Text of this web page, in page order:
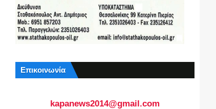
Επικοινωνία
kapanews2014@gmail.com